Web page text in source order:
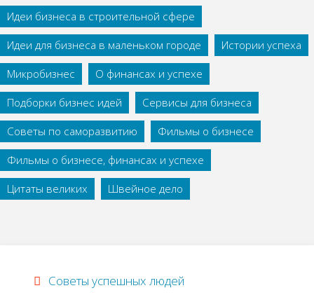
Идеи бизнеса в строительной сфере
Идеи для бизнеса в маленьком городе
Истории успеха
Микробизнес
О финансах и успехе
Подборки бизнес идей
Сервисы для бизнеса
Советы по саморазвитию
Фильмы о бизнесе
Фильмы о бизнесе, финансах и успехе
Цитаты великих
Швейное дело
Советы успешных людей